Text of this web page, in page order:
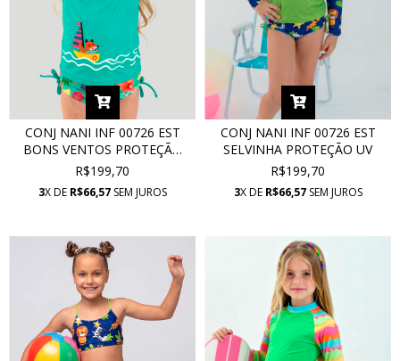
CONJ NANI INF 00726 EST
BONS VENTOS PROTEÇÃO
UV
R$199,70
3X DE R$66,57SEM JUROS
CONJ NANI INF 00726 EST
SELVINHA PROTEÇÃO UV
R$199,70
3X DE R$66,57SEM JUROS